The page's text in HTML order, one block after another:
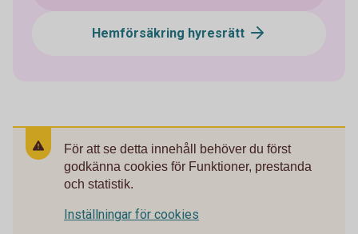
Hemförsäkring hyresrätt
För att se detta innehåll behöver du först
godkänna cookies för Funktioner, prestanda
och statistik.
Inställningar för cookies